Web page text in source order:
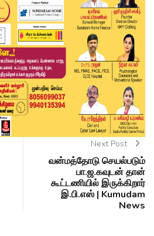
Next Post
வன்மத்தோடு செயல்படும்
பா.ஜ.கவுடன் தான்
கூட்டணியில் இருக்கிறார்
இ.பி.எஸ் | Kumudam
News